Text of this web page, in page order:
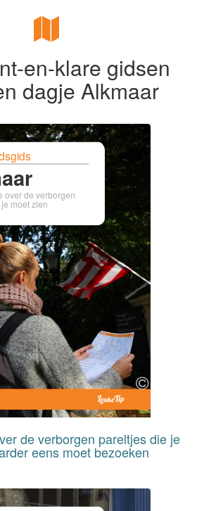
en-klare gidsen
dagje Alkmaar
over de verborgen
moet zien
de verborgen pareltjes die je
eens moet bezoeken